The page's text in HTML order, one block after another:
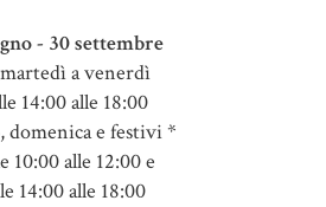
- 30 settembre
a venerdì
14:00 alle 18:00
domenica e festivi *
10:00 alle 12:00 e
14:00 alle 18:00